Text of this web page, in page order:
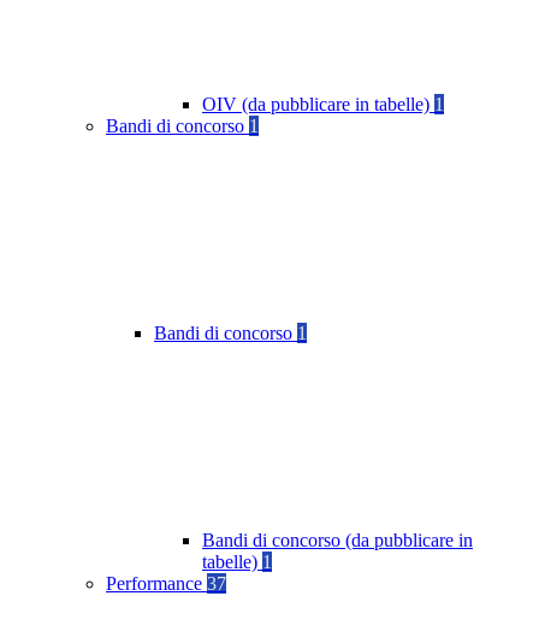
OIV (da pubblicare in tabelle) 1
Bandi di concorso 1
Bandi di concorso 1
Bandi di concorso (da pubblicare in
tabelle) 1
Performance 37